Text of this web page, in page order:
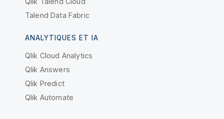
Talend Data Fabric
ANALYTIQUES ET IA
Qlik Cloud Analytics
Qlik Answers
Qlik Predict
Qlik Automate